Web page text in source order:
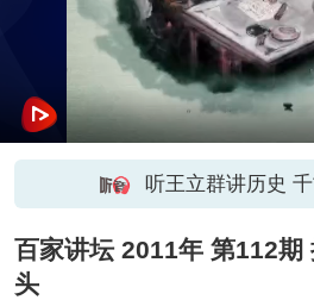
听王立群讲历史
百家讲坛 2011年 第112期
头